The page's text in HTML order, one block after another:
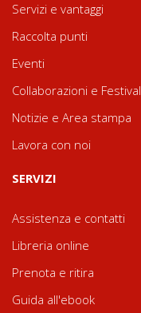
Servizi e vantaggi
Raccolta punti
Eventi
Collaborazioni e Festival
Notizie e Area stampa
Lavora con noi
SERVIZI
Assistenza e contatti
Libreria online
Prenota e ritira
Guida all'ebook